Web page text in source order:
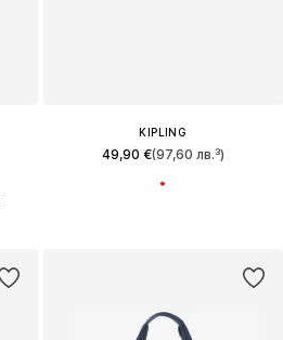
KIPLING
49,90 €(97,60 лв.³)